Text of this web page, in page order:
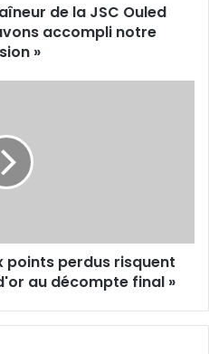
de la JSC Ouled
accompli notre
»
points perdus risquent
au décompte final »